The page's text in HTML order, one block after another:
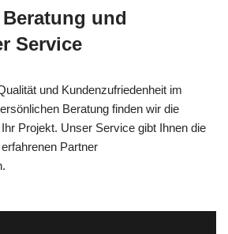
und
Service
und Kundenzufriedenheit im
Beratung finden wir die
Projekt. Unser Service gibt Ihnen die
Partner